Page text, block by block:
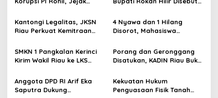
o
Masih Didalami
Diterima Kejati, GMPR
Desak Usut Dividen Rp331,7
Kantongi Legalitas, JKSN
Riau Perkuat Kemitraan
Ketahanan Bangsa
4 Nyawa dan 1 Hilang
Disorot, Mahasiswa
Pelindo
SMKN 1 Pangkalan Kerinci
Kirim Wakil Riau ke LKS
Porang dan Geronggang
Disatukan, KADIN Riau Buka
Bengkalis
Anggota DPD RI Arif Eka
Saputra Dukung
Kekuatan Hukum
Penguasaan Fisik Tanah